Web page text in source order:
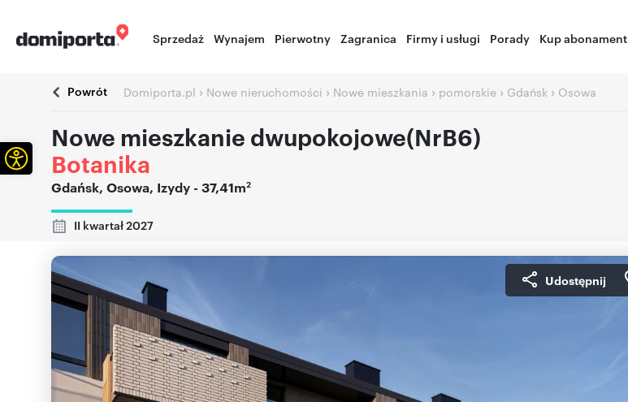
Sprzedaż Wynajem Pierwotny Zagranica Firmy i usługi Porady Kup abonament
Powrót Domiporta.pl › Nowe nieruchomości › Nowe mieszkania › pomorskie › Gdańsk › Osowa
Nowe mieszkanie dwupokojowe(NrB6)
Botanika
Gdańsk, Osowa, Izydy - 37,41m2
II kwartał 2027
Udostępnij
Otwórz pasek narzędzi